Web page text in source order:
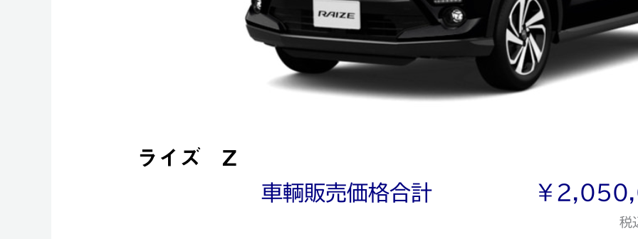
ライズ Z
車輌販売価格合計
￥
税